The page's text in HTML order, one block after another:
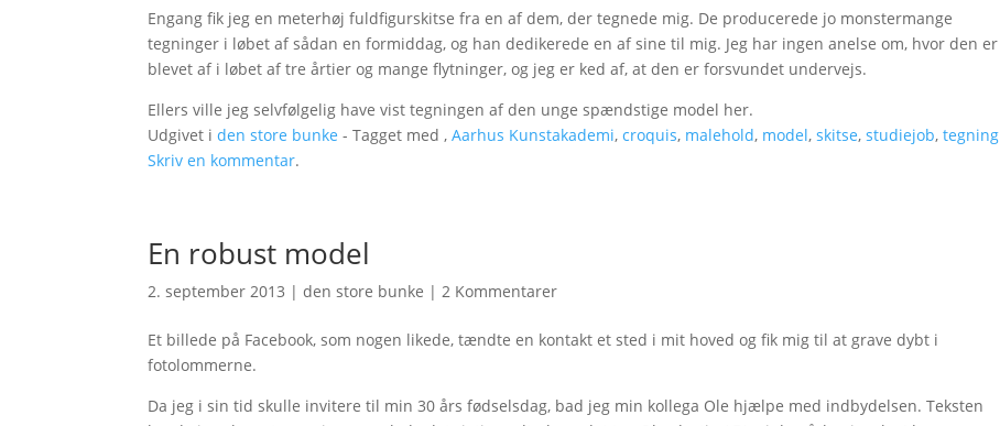
Engang fik jeg en meterhøj fuldfigurskitse fra en af dem, der tegnede mig. De producerede jo monstermange
tegninger i løbet af sådan en formiddag, og han dedikerede en af sine til mig. Jeg har ingen anelse om, hvor den er
blevet af i løbet af tre årtier og mange flytninger, og jeg er ked af, at den er forsvundet undervejs.
Ellers ville jeg selvfølgelig have vist tegningen af den unge spændstige model her.
Udgivet iden store bunke - Tagget med ,Aarhus Kunstakademi,croquis, malehold, model,skitse,studiejob,tegning
Skriv en kommentar.
En robust model
2. september 2013 |den store bunke |2 Kommentarer
Et billede på Facebook, som nogen likede, tændte en kontakt et sted i mit hoved og fik mig til at grave dybt i
fotolommerne.
Da jeg i sin tid skulle invitere til min 30 års fødselsdag, bad jeg min kollega Ole hjælpe med indbydelsen. Teksten